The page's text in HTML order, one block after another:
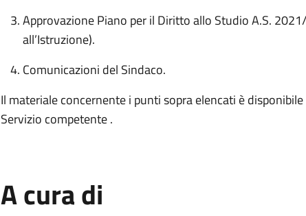
Approvazione Piano per il Diritto allo Studio A.S.
all’Istruzione).
Comunicazioni del Sindaco.
Il materiale concernente i punti sopra elencati è
Servizio competente .
A cura di